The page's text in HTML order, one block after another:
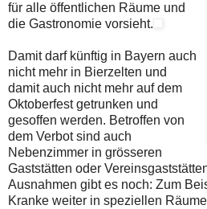
für alle öffentlichen Räume und
die Gastronomie vorsieht.
Damit darf künftig in Bayern auch
nicht mehr in Bierzelten und
damit auch nicht mehr auf dem
Oktoberfest getrunken und
gesoffen werden. Betroffen von
dem Verbot sind auch
Nebenzimmer in grösseren
Gaststätten oder
Ausnahmen gibt es noch: Zum
Kranke weiter in speziellen